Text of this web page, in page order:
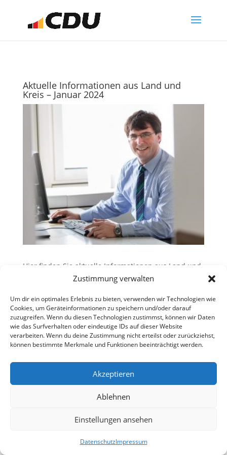
Zustimmung verwalten
Um dir ein optimales Erlebnis zu bieten, verwenden wir Technologien wie
Cookies, um Geräteinformationen zu speichern und/oder darauf
zuzugreifen. Wenn du diesen Technologien zustimmst, können wir Daten
wie das Surfverhalten oder eindeutige IDs auf dieser Website
verarbeiten. Wenn du deine Zustimmung nicht erteilst oder zurückziehst,
können bestimmte Merkmale und Funktionen beeinträchtigt werden.
Akzeptieren
Ablehnen
Einstellungen ansehen
DatenschutzImpressum
Aktuelle Informationen aus Land und
Kreis – Januar 2024
Hier finden Sie aktuelle Informationen aus Land und
Newsletter Januar 2024